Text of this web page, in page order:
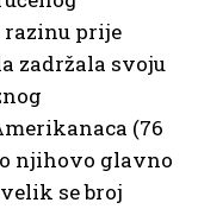
razinu prije
zadržala svoju
(76
njihovo glavno
se broj